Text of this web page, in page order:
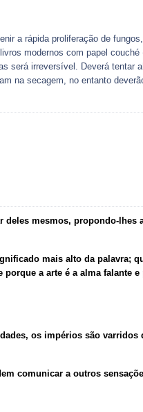
a rápida proliferação de
modernos com papel
será irreversível. Deverá tentar
na secagem, no entanto
mesmos, propondo-lhes
mais alto da palavra;
a arte é a alma falante
os impérios são varridos
comunicar a outros